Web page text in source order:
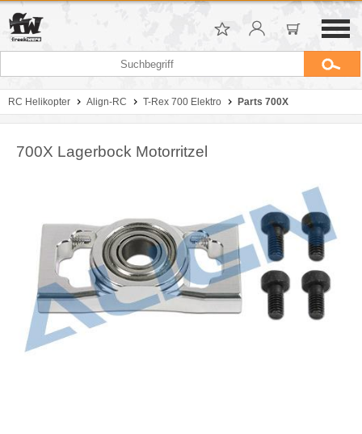
RC Helikopter Align-RC T-Rex 700 Elektro Parts 700X
700X Lagerbock Motorritzel